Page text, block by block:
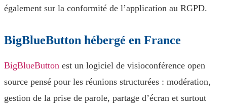
également sur la conformité de l’application au RGPD.
BigBlueButton hébergé en France
BigBlueButton est un logiciel de visioconférence open
source pensé pour les réunions structurées : modération,
gestion de la prise de parole, partage d’écran et surtout